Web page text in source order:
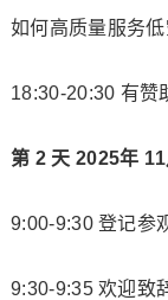
如何高质量服务
18:30-20:30 有赞
第 2 天 2025年 11
9:00-9:30 登记参
9:30-9:35 欢迎致